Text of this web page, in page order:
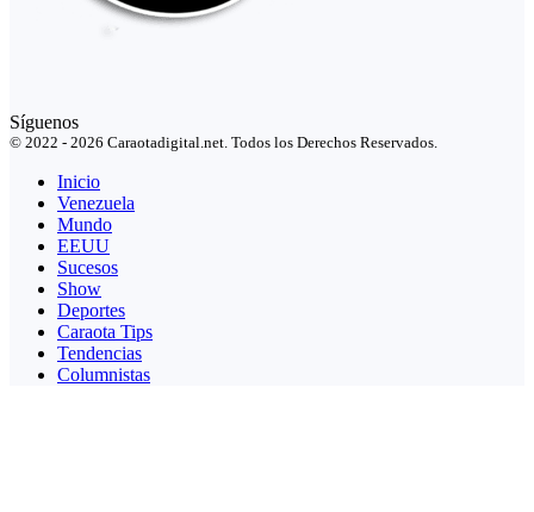
Síguenos
© 2022 - 2026 Caraotadigital.net. Todos los Derechos Reservados.
Inicio
Venezuela
Mundo
EEUU
Sucesos
Show
Deportes
Caraota Tips
Tendencias
Columnistas